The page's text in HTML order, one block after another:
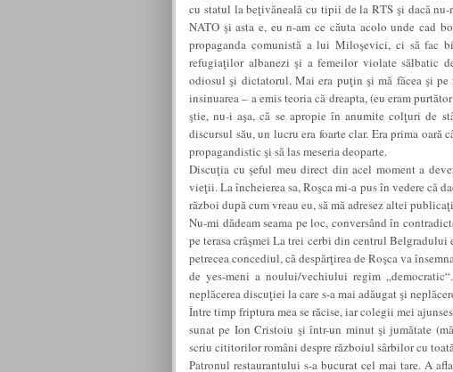
cu statul la beţivăneală cu tipii de la RTS şi dacă
NATO şi asta e, eu n-am ce căuta acolo unde cad
propaganda comunistă a lui Miloşevici, ci să fac
refugiaţilor albanezi şi a femeilor violate sălbatic
odiosul şi dictatorul. Mai era puţin şi mă făcea şi
insinuarea – a emis teoria că dreapta, (eu eram
ştie, nu-i aşa, că se apropie în anumite colţuri de
discursul său, un lucru era foarte clar. Era prima
propagandistic şi să las meseria deoparte.
Discuţia cu şeful meu direct din acel moment a
vieţii. La încheierea sa, Roşca mi-a pus în vedere că
război după cum vreau eu, să mă adresez altei
Nu-mi dădeam seama pe loc, conversând în
pe terasa crâşmei La trei cerbi din centrul
petrecea concediul, că despărţirea de Roşca va
de yes-meni a noului/vechiului regim
neplăcerea discuţiei la care s-a mai adăugat şi
Între timp friptura mea se răcise, iar colegii mei
sunat pe Ion Cristoiu şi într-un minut şi jumătate
scriu cititorilor români despre războiul sârbilor cu
Patronul restaurantului s-a bucurat cel mai tare. A